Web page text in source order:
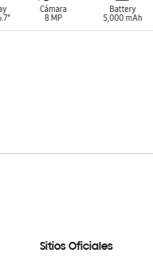
Sitios Oficiales